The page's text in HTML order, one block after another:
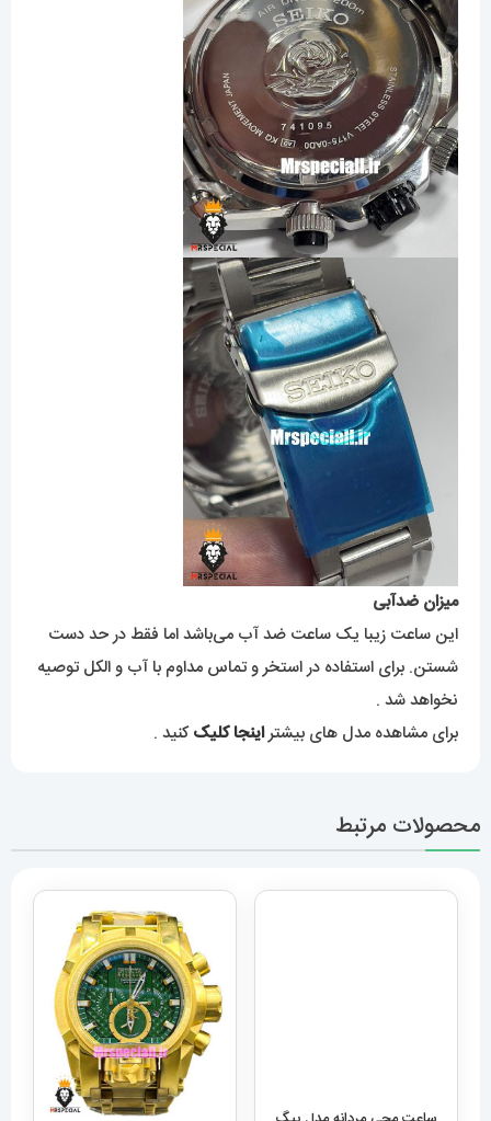
میزان ضدآبی
این ساعت زیبا یک ساعت ضد آب می‌باشد اما فقط در حد دست
شستن. برای استفاده در استخر و تماس مداوم با آب و الکل توصیه
نخواهد شد .
برای مشاهده مدل های بیشتراینجا کلیککنید .
محصولات مرتبط